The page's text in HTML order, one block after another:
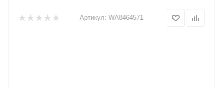
Артикул: WA8464571